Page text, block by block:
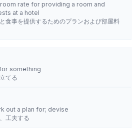
room rate for providing a room and
at a hotel
食事を提供するためのプランおよび部屋料
something
てる
out a plan for; devise
工夫する